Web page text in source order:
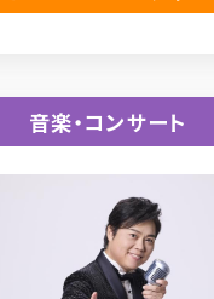
音楽・コンサート